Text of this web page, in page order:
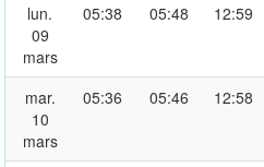
lun.
09
mars
05:38 05:48 12:59
mar.
10
mars
05:36 05:46 12:58